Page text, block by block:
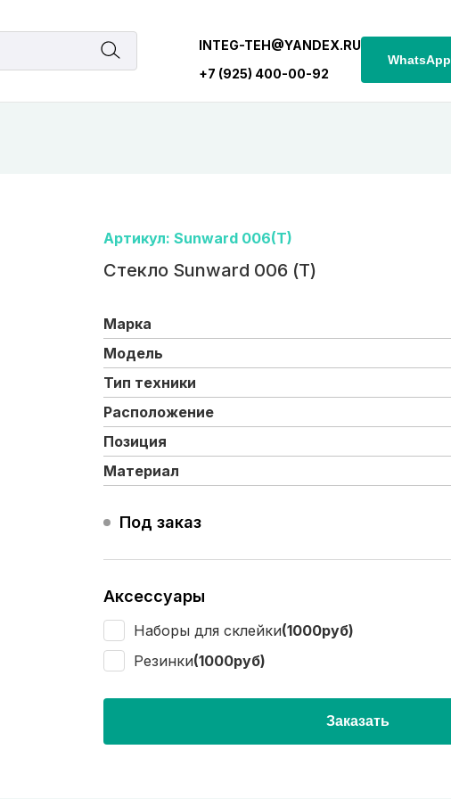
INTEG-TEH@YANDEX.RU
+7 (925) 400-00-92
WhatsApp
Артикул: Sunward 006(T)
Стекло Sunward 006 (Т)
Марка
Модель
Тип техники
Расположение
Позиция
Материал
Под заказ
Аксессуары
Наборы для склейки(1000руб)
Резинки(1000руб)
Заказать